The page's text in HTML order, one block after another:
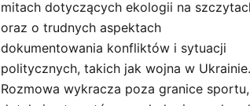
mitach dotyczących ekologii na
oraz o trudnych aspektach
dokumentowania konfliktów i sytuacji
politycznych, takich jak wojna w Ukrainie.
Rozmowa wykracza poza granice sportu,